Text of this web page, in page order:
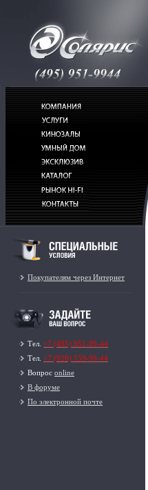
Покупателям через Интернет
Тел. +7 (495) 951-99-44
Тел. +7 (926) 159-99-44
Вопрос online
В форуме
По электронной почте